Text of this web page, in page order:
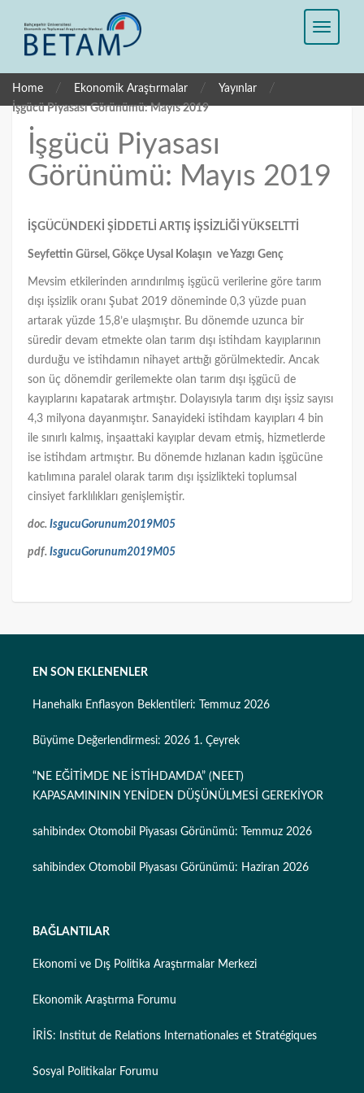
Home / Ekonomik Araştırmalar / Yayınlar /
İşgücü Piyasası Görünümü: Mayıs 2019
İşgücü Piyasası
Görünümü: Mayıs 2019
İŞGÜCÜNDEKİ ŞİDDETLİ ARTIŞ İŞSİZLİĞİ YÜKSELTTİ
Seyfettin Gürsel, Gökçe Uysal Kolaşın ve Yazgı Genç
Mevsim etkilerinden arındırılmış işgücü verilerine göre tarım
dışı işsizlik oranı Şubat 2019 döneminde 0,3 yüzde puan
artarak yüzde 15,8’e ulaşmıştır. Bu dönemde uzunca bir
süredir devam etmekte olan tarım dışı istihdam kayıplarının
durduğu ve istihdamın nihayet arttığı görülmektedir. Ancak
son üç dönemdir gerilemekte olan tarım dışı işgücü de
kayıplarını kapatarak artmıştır. Dolayısıyla tarım dışı işsiz sayısı
4,3 milyona dayanmıştır. Sanayideki istihdam kayıpları 4 bin
ile sınırlı kalmış, inşaattaki kayıplar devam etmiş, hizmetlerde
ise istihdam artmıştır. Bu dönemde hızlanan kadın işgücüne
katılımına paralel olarak tarım dışı işsizlikteki toplumsal
cinsiyet farklılıkları genişlemiştir.
doc. IsgucuGorunum2019M05
pdf. IsgucuGorunum2019M05
EN SON EKLENENLER
Hanehalkı Enflasyon Beklentileri: Temmuz 2026
Büyüme Değerlendirmesi: 2026 1. Çeyrek
“NE EĞİTİMDE NE İSTİHDAMDA” (NEET)
KAPASAMINININ YENİDEN DÜŞÜNÜLMESİ GEREKİYOR
sahibindex Otomobil Piyasası Görünümü: Temmuz 2026
sahibindex Otomobil Piyasası Görünümü: Haziran 2026
BAĞLANTILAR
Ekonomi ve Dış Politika Araştırmalar Merkezi
Ekonomik Araştırma Forumu
İRİS: Institut de Relations Internationales et Stratégiques
Sosyal Politikalar Forumu